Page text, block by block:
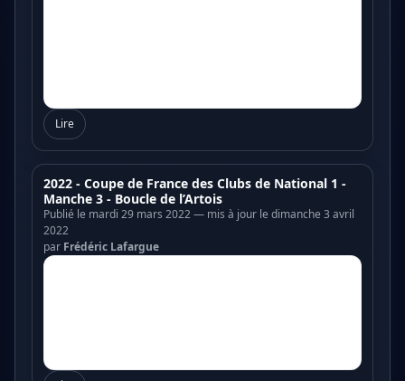
Lire
2022 - Coupe de France des Clubs de National 1 -
Manche 3 - Boucle de l’Artois
Publié le mardi 29 mars 2022 — mis à jour le dimanche 3 avril
2022
par Frédéric Lafargue